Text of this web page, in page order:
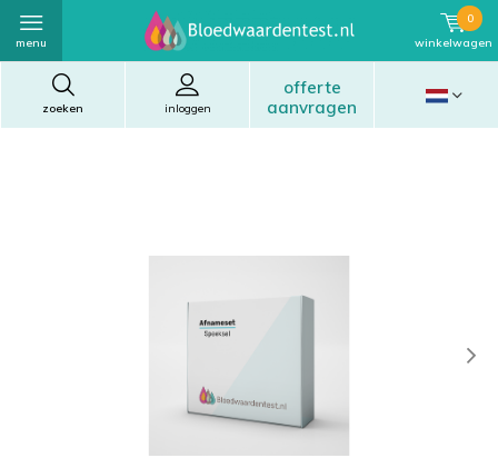
zoeken
offerte
aanvragen
inloggen
menu winkelwagen
0